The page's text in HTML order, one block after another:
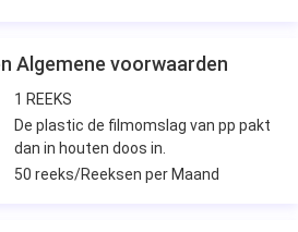
Algemene voorwaarden
1 REEKS
De plastic de filmomslag van pp pakt
dan in houten doos in.
50 reeks/Reeksen per Maand